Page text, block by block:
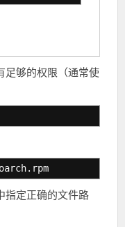
足够的权限（通常使
指定正确的文件路